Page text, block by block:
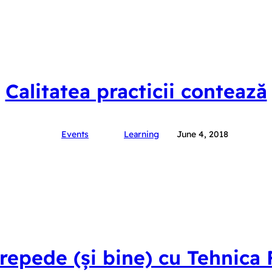
Calitatea practicii contează
Events Learning June 4, 2018
(și bine) cu Tehnica